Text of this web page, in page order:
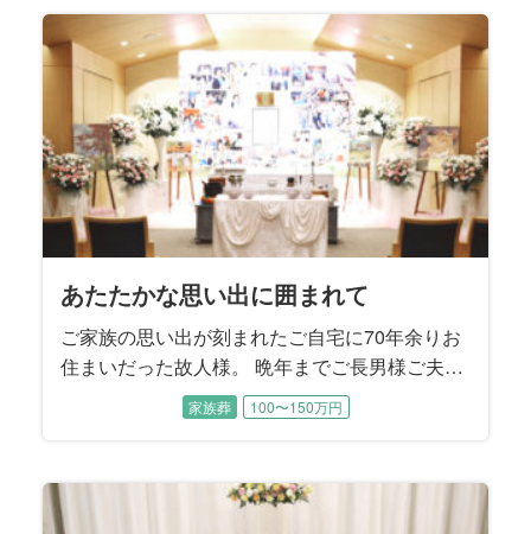
進みました。 読書家で音楽鑑賞がご趣味だった
無口でダンディな故人様を『格好良く送る』こ
とがご葬儀のテーマになりました。
あたたかな思い出に囲まれて
ご家族の思い出が刻まれたご自宅に70年余りお
住まいだった故人様。 晩年までご長男様ご夫婦
とお孫様に囲まれて過ごされました。 ご性格は
明るくてとても活動的、地元にはお友達もたく
れていたそうです。 この度は8年前にご主人様
のお見送りをお手伝いさせていただいたご縁で
家族葬 100〜150万円